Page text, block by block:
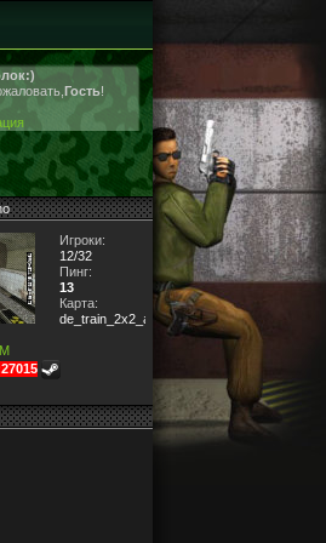
Гость!
Игроки:
12/32
Пинг:
13
Карта:
de_train_2x2_a